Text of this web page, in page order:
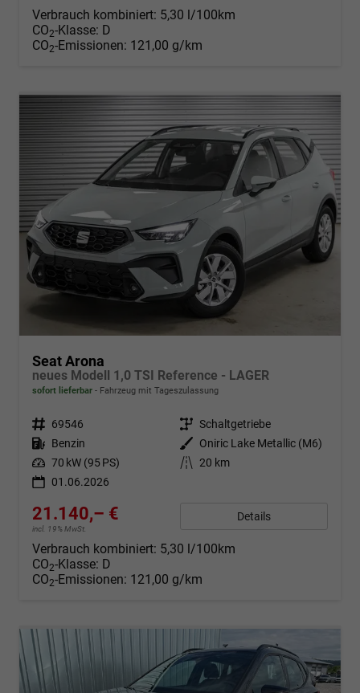
Verbrauch kombiniert: 5,30 l/100km
CO2-Klasse: D
CO2-Emissionen: 121,00 g/km
Seat Arona
neues Modell 1,0 TSI Reference - LAGER
sofort lieferbar Fahrzeug mit Tageszulassung
Fahrzeugnr. 69546 Getriebe Schaltgetriebe
Kraftstoff Benzin Außenfarbe
Oniric Lake Metallic (M6)
Leistung 70 kW (95 PS) Kilometerstand 20 km
01.06.2026
21.140,– €
incl. 19% MwSt.
Details
Verbrauch kombiniert: 5,30 l/100km
CO2-Klasse: D
CO2-Emissionen: 121,00 g/km